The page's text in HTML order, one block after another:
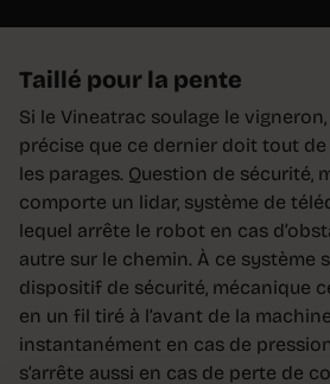
Taillé pour la pente
Si le Vineatrac soulage le
précise que ce dernier doit tout
les parages. Question de sécurité,
comporte un lidar, système de
lequel arrête le robot en cas
autre sur le chemin. À ce système
dispositif de sécurité, mécanique
en un fil tiré à l’avant de la
instantanément en cas de
s’arrête aussi en cas de perte de